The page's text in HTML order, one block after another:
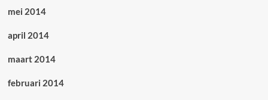
mei 2014
april 2014
maart 2014
februari 2014